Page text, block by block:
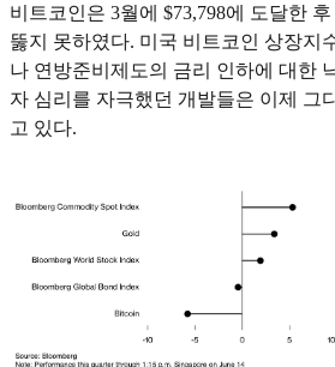
비트코인은 3월에 $73,798에 도달한
뚫지 못하였다. 미국 비트코인 상장지
나 연방준비제도의 금리 인하에 대한
자 심리를 자극했던 개발들은 이제 그
고 있다.